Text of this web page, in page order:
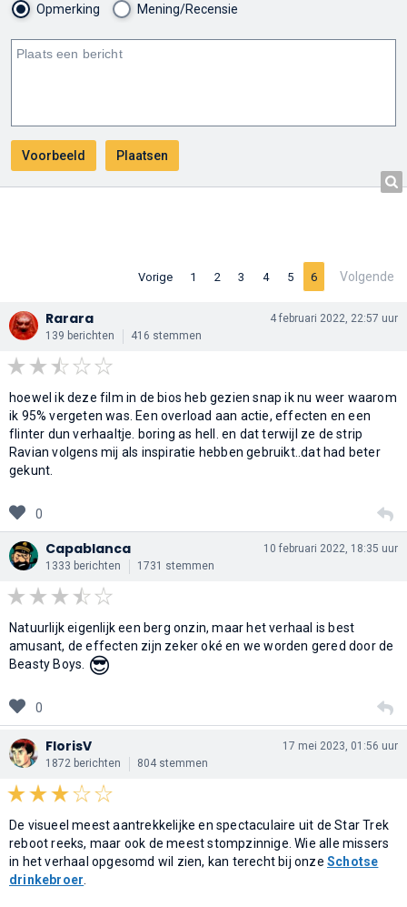
Opmerking Mening/Recensie
Vorige 1 2 3 4 5 6 Volgende
Rarara
139 berichten 416 stemmen
4 februari 2022, 22:57 uur
hoewel ik deze film in de bios heb gezien snap ik nu weer waarom
ik 95% vergeten was. Een overload aan actie, effecten en een
flinter dun verhaaltje. boring as hell. en dat terwijl ze de strip
Ravian volgens mij als inspiratie hebben gebruikt..dat had beter
gekunt.
0
Capablanca
1333 berichten 1731 stemmen
10 februari 2022, 18:35 uur
Natuurlijk eigenlijk een berg onzin, maar het verhaal is best
amusant, de effecten zijn zeker oké en we worden gered door de
Beasty Boys.
😎
0
FlorisV
1872 berichten 804 stemmen
17 mei 2023, 01:56 uur
De visueel meest aantrekkelijke en spectaculaire uit de Star Trek
reboot reeks, maar ook de meest stompzinnige. Wie alle missers
in het verhaal opgesomd wil zien, kan terecht bij onzeSchotse
drinkebroer